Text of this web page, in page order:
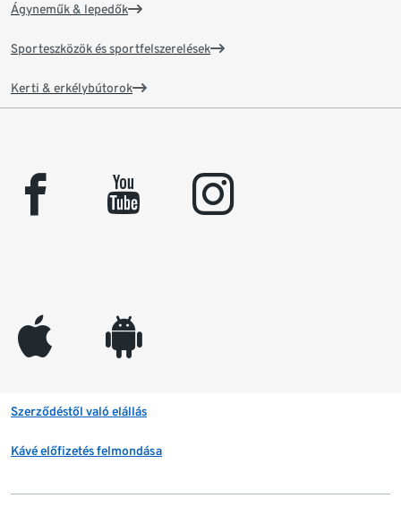
Ágyneműk & lepedők
Sporteszközök és sportfelszerelések
Kerti & erkélybútorok
facebook youtube instagram
appleinc android
Szerződéstől való elállás
Kávé előfizetés felmondása